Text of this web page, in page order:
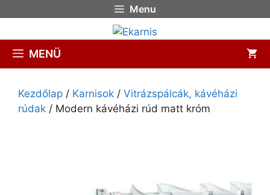
Menu
MENÜ
Kezdőlap / Karnisok / Vitrázspálcák, kávéházi
rúdak / Modern kávéházi rúd matt króm